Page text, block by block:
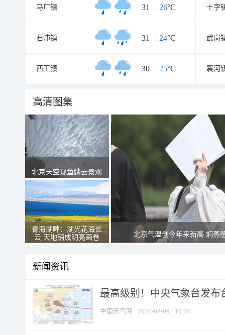
马厂镇 31 / 26°C 十字
石沛镇 31 / 24°C 武岗
西王镇 30 / 25°C 襄河
高清图集
北京天空现鱼鳞云景观
青海湖畔：湖光花海长
云 天地铺成明亮画卷
北京气温创今年来新高 焖蒸
新闻资讯
最高级别！中央气象台发布
中国天气网 2026-08-09 10:36